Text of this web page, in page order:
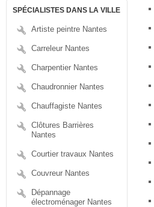
SPÉCIALISTES DANS LA VILLE
Artiste peintre Nantes
Carreleur Nantes
Charpentier Nantes
Chaudronnier Nantes
Chauffagiste Nantes
Clôtures Barrières
Nantes
Courtier travaux Nantes
Couvreur Nantes
Dépannage
électroménager Nantes